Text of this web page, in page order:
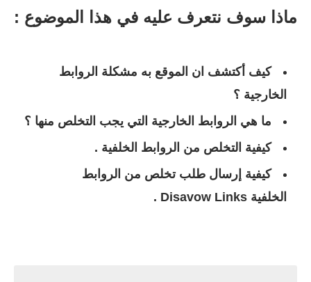
ماذا سوف نتعرف عليه في هذا الموضوع :
كيف أكتشف ان الموقع به مشكلة الروابط
الخارجية ؟
ما هي الروابط الخارجية التي يجب التخلص منها ؟
كيفية التخلص من الروابط الخلفية .
كيفية إرسال طلب تخلص من الروابط
الخلفية Disavow Links
.